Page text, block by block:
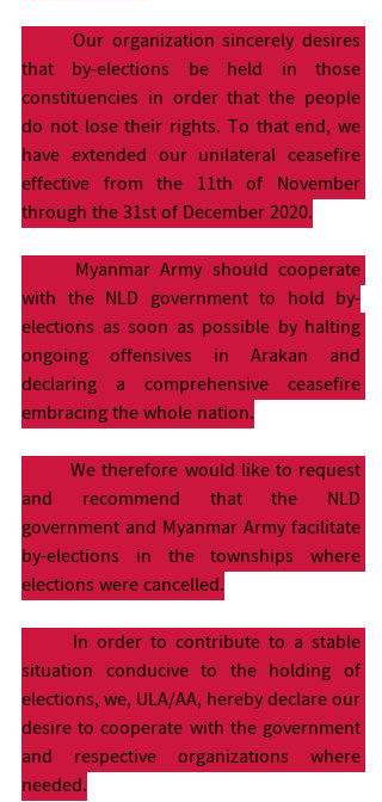
that by-elections be held in those
constituencies in order that the people
do not lose their rights. To that end, we
have extended our unilateral ceasefire
effective from the 11th of November
through the 31st of December 2020.
with the NLD government to hold by-
elections as soon as possible by halting
ongoing offensives in Arakan and
declaring a comprehensive ceasefire
embracing the whole nation.
	We therefore would like to request
and recommend that the NLD
government and Myanmar Army facilitate
by-elections in the townships where
elections were cancelled.
situation conducive to the holding of
elections, we, ULA/AA, hereby declare our
desire to cooperate with the government
and respective organizations where
needed.